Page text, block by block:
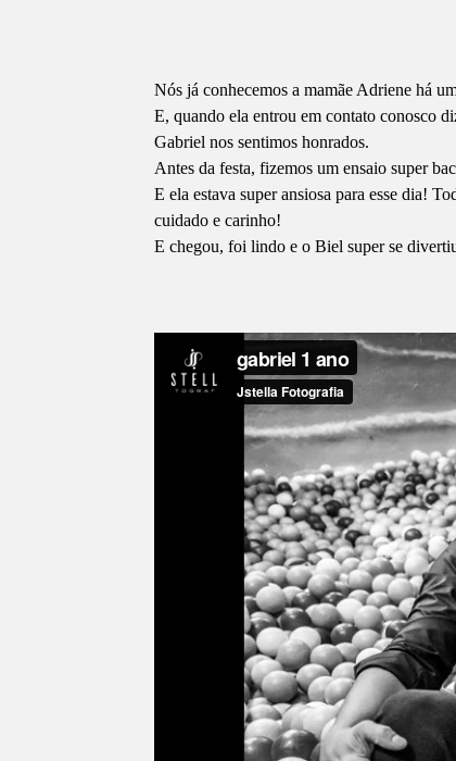
Nós já conhecemos a mamãe Adriene há
E, quando ela entrou em contato conosco
Gabriel nos sentimos honrados.
Antes da festa, fizemos um ensaio super
E ela estava super ansiosa para esse dia!
cuidado e carinho!
E chegou, foi lindo e o Biel super se